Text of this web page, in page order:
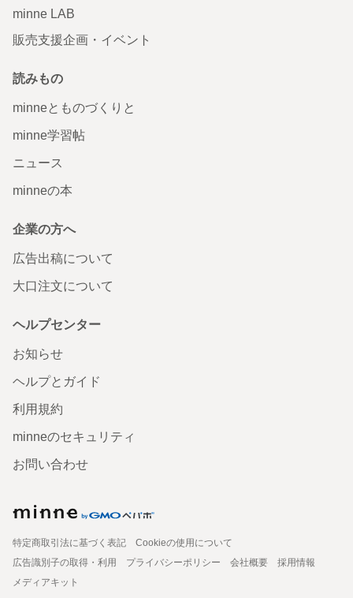
minne LAB
販売支援企画・イベント
読みもの
minneとものづくりと
minne学習帖
ニュース
minneの本
企業の方へ
広告出稿について
大口注文について
ヘルプセンター
お知らせ
ヘルプとガイド
利用規約
minneのセキュリティ
お問い合わせ
特定商取引法に基づく表記
Cookieの使用について
広告識別子の取得・利用
プライバシーポリシー 会社概要
採用情報
メディアキット